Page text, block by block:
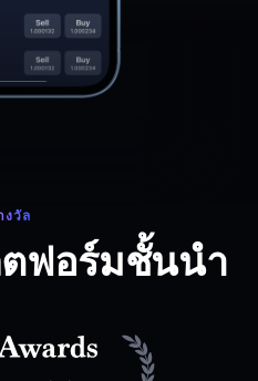
งวัล
ฟอร์มชั้นนำ